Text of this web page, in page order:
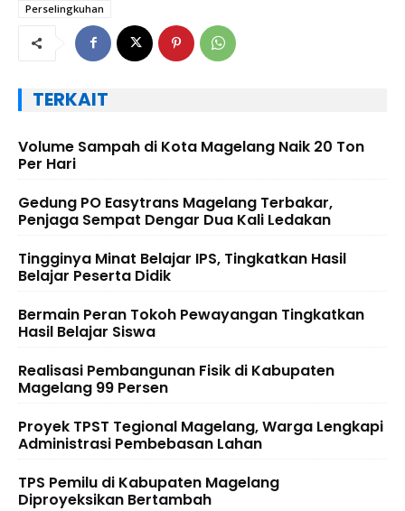
Perselingkuhan
TERKAIT
Volume Sampah di Kota Magelang Naik 20 Ton
Per Hari
Gedung PO Easytrans Magelang Terbakar,
Penjaga Sempat Dengar Dua Kali Ledakan
Tingginya Minat Belajar IPS, Tingkatkan Hasil
Belajar Peserta Didik
Bermain Peran Tokoh Pewayangan Tingkatkan
Hasil Belajar Siswa
Realisasi Pembangunan Fisik di Kabupaten
Magelang 99 Persen
Proyek TPST Tegional Magelang, Warga Lengkapi
Administrasi Pembebasan Lahan
TPS Pemilu di Kabupaten Magelang
Diproyeksikan Bertambah